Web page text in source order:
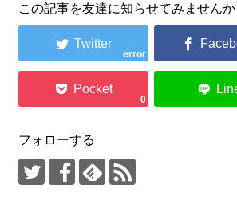
この記事を友達に知らせてみませんか
error
0
フォローする